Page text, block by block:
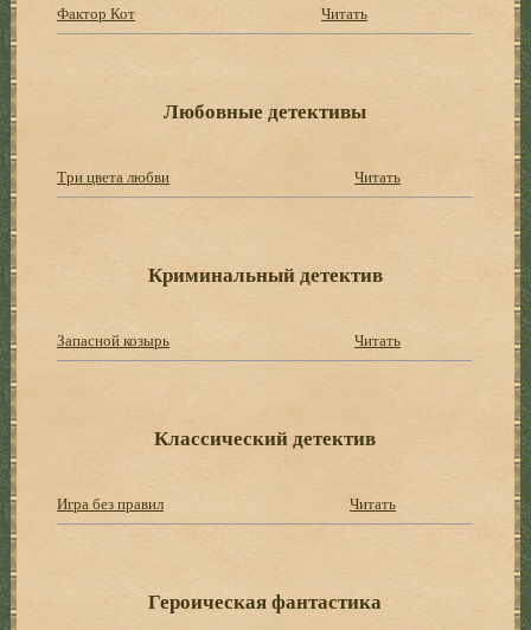
Фактор Кот
Читать
Любовные детективы
Три цвета любви Читать
Криминальный детектив
Запасной козырь Читать
Классический детектив
Игра без правил Читать
Героическая фантастика